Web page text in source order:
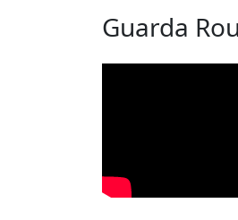
Guarda